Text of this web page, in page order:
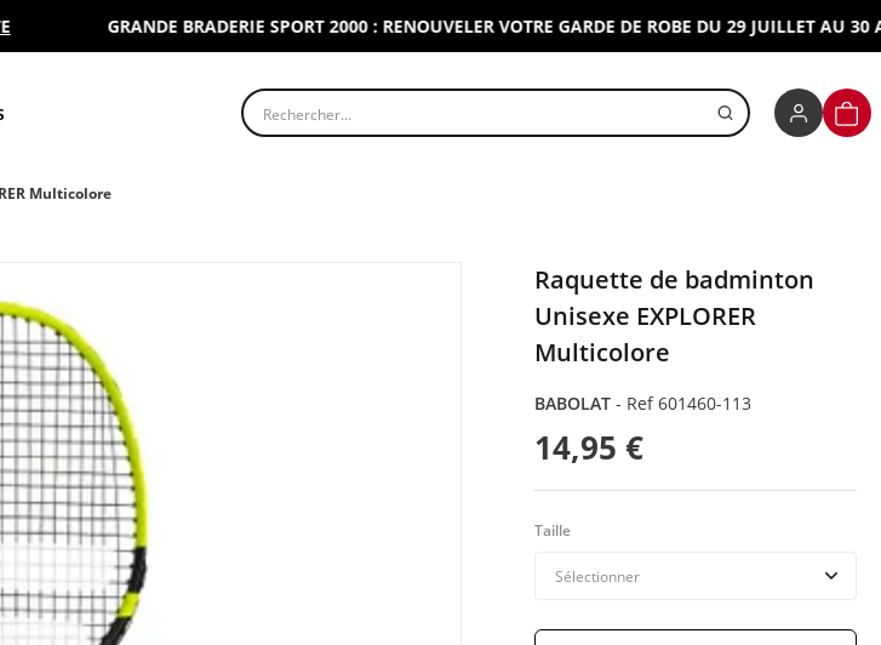
GRANDE BRADERIE SPORT 2000 : RENOUVELER VOTRE GARDE DE ROBE DU 29 JUILLET AU 30
Rechercher un produit
Multicolore
Raquette de badminton
Unisexe EXPLORER
Multicolore
BABOLAT- Ref 601460-113
14,95 €
Taille